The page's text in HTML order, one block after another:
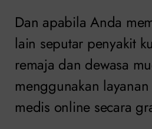
Dan apabila Anda
lain seputar penyakit
remaja dan dewasa
menggunakan
medis online secara